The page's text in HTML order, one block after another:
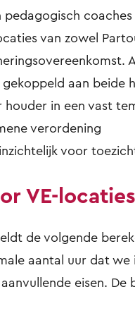
van zowel
aan beide
in een vast
verordening
voor
VE-locaties
de volgende
aantal uur dat we
eisen. De